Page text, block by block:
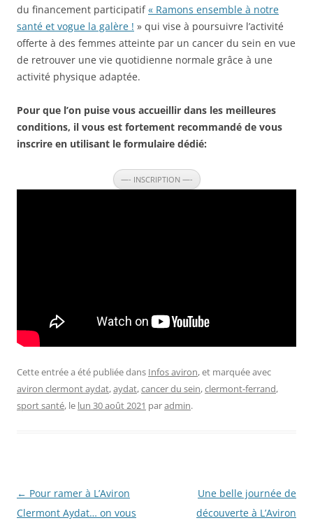
du financement participatif« Ramons ensemble à notre
santé et vogue la galère ! » qui vise à poursuivre l’activité
offerte à des femmes atteinte par un cancer du sein en vue
de retrouver une vie quotidienne normale grâce à une
activité physique adaptée.
Pour que l’on puise vous accueillir dans les meilleures
conditions, il vous est fortement recommandé de vous
inscrire en utilisant le formulaire dédié:
—- INSCRIPTION —-
Cette entrée a été publiée dans Infos aviron, et marquée avec
aviron clermont aydat,aydat,cancer du sein,clermont-ferrand,
sport santé, le lun 30 août 2021 paradmin.
Navigation
des
← Pour ramer à L’Aviron
Clermont Aydat… on vous
Une belle journée de
découverte à L’Aviron